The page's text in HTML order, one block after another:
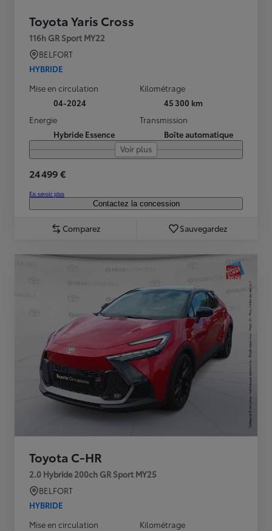
Toyota Yaris Cross
116h GR Sport MY22
BELFORT
HYBRIDE
Mise en circulation
04-2024
Kilométrage
45 300 km
Energie
Hybride Essence
Transmission
Boîte automatique
Voir plus
24 499 €
En savoir plus
Contactez la concession
Comparez Sauvegardez
Toyota C-HR
2.0 Hybride 200ch GR Sport MY25
BELFORT
HYBRIDE
Mise en circulation
Kilométrage